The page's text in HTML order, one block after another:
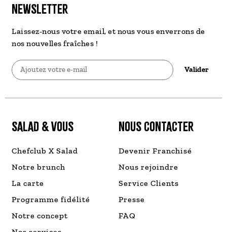
NEWSLETTER
Laissez-nous votre email, et nous vous enverrons de
nos nouvelles fraîches !
Valider
SALAD & VOUS
Chefclub X Salad
Notre brunch
La carte
Programme fidélité
Notre concept
NOUS CONTACTER
Devenir Franchisé
Nous rejoindre
Service Clients
Presse
FAQ